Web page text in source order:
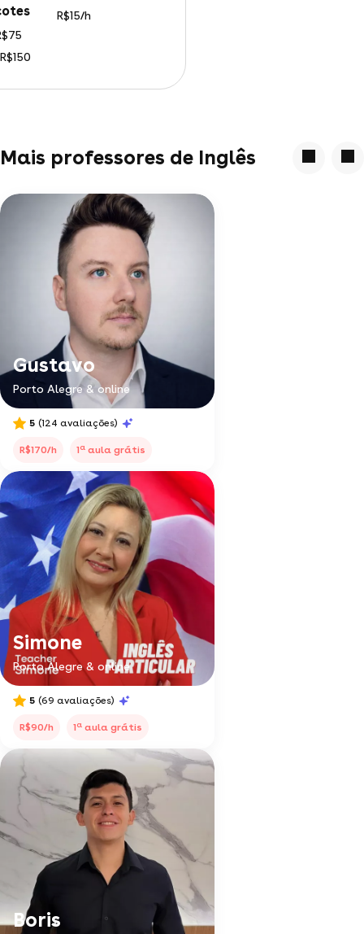
R$15/h
Mais professores de Inglês
Gustavo
Porto Alegre & online
5 (124 avaliações)
R$170/h 1a aula grátis
Simone
Porto Alegre & online
5 (69 avaliações)
R$90/h 1a aula grátis
Boris